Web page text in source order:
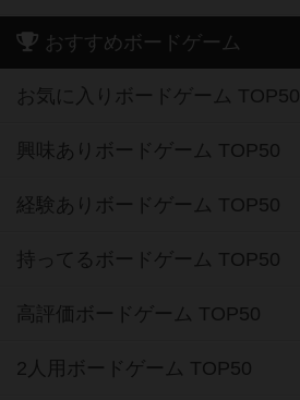
おすすめボードゲーム
お気に入りボードゲーム TOP50
興味ありボードゲーム TOP50
経験ありボードゲーム TOP50
持ってるボードゲーム TOP50
高評価ボードゲーム TOP50
2人用ボードゲーム TOP50